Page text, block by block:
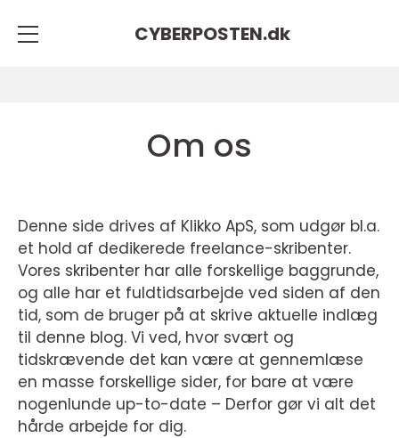
CYBERPOSTEN.dk
Om os
Denne side drives af Klikko ApS, som udgør bl.a.
et hold af dedikerede freelance-skribenter.
Vores skribenter har alle forskellige baggrunde,
og alle har et fuldtidsarbejde ved siden af den
tid, som de bruger på at skrive aktuelle indlæg
til denne blog. Vi ved, hvor svært og
tidskrævende det kan være at gennemlæse
en masse forskellige sider, for bare at være
nogenlunde up-to-date – Derfor gør vi alt det
hårde arbejde for dig.